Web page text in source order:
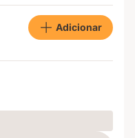
Adicionar